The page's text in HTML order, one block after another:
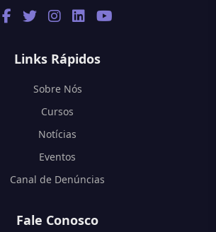
Links Rápidos
Sobre Nós
Cursos
Notícias
Eventos
Canal de Denúncias
Fale Conosco